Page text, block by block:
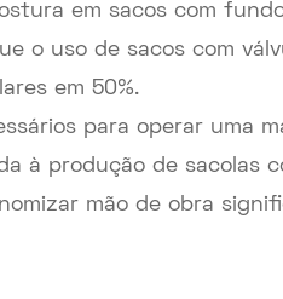
em sacos com
o uso de sacos com
em 50%.
para operar uma
à produção de sacolas
mão de obra